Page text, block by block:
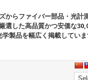
からファイバー部品・光計
選した高品質かつ安価な
学製品を幅広く掲載してい